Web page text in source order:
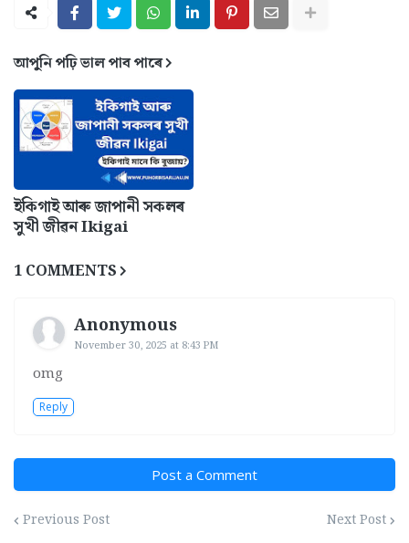
আপুনি পঢ়ি ভাল পাব পাৰে
ইকিগাই আৰু জাপানী সকলৰ
সুখী জীৱন Ikigai
1 COMMENTS
Anonymous
November 30, 2025 at 8:43 PM
omg
Reply
Post a Comment
Previous Post Next Post